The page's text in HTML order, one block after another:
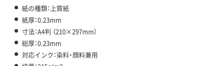
紙の種類：上質紙
紙厚：0.23mm
寸法：A4判 （210×297mm）
総厚：0.23mm
対応インク：染料・顔料兼用